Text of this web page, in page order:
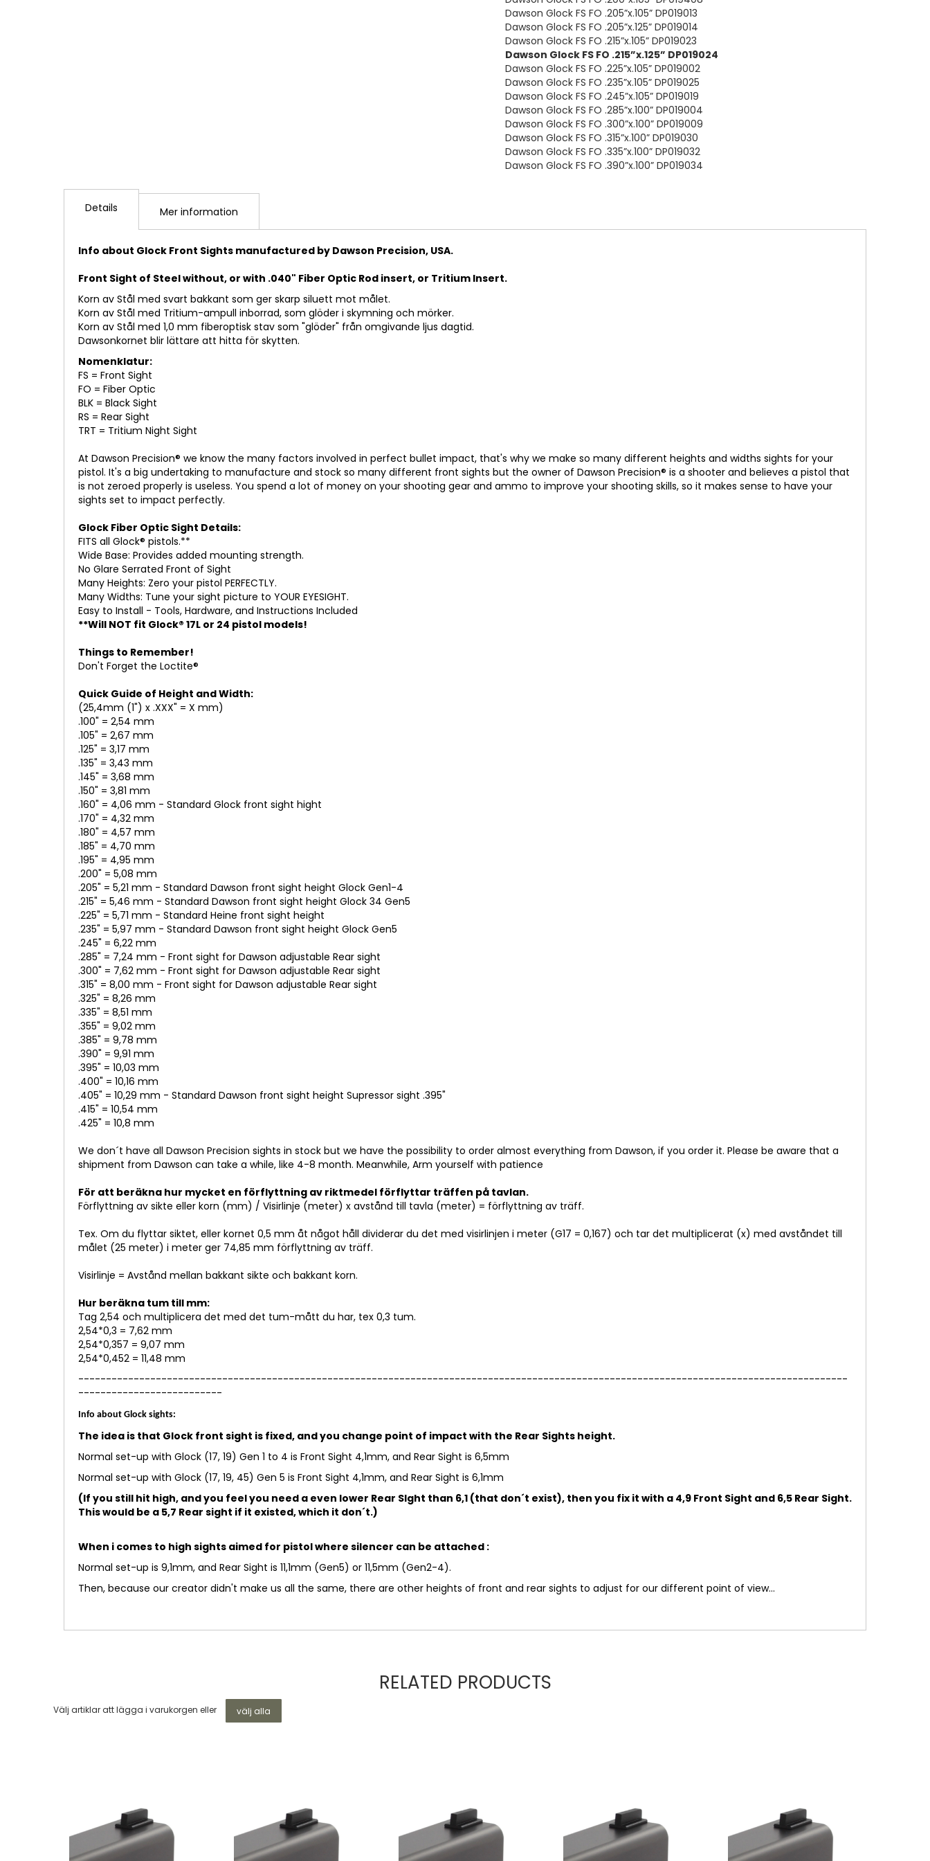
Dawson Glock FS FO .205”x.105” DP019013
Dawson Glock FS FO .205”x.125” DP019014
Dawson Glock FS FO .215”x.105” DP019023
Dawson Glock FS FO .215”x.125” DP019024
Dawson Glock FS FO .225”x.105” DP019002
Dawson Glock FS FO .235”x.105” DP019025
Dawson Glock FS FO .245”x.105” DP019019
Dawson Glock FS FO .285”x.100” DP019004
Dawson Glock FS FO .300”x.100” DP019009
Dawson Glock FS FO .315”x.100” DP019030
Dawson Glock FS FO .335”x.100” DP019032
Dawson Glock FS FO .390”x.100” DP019034
Details
Info about Glock Front Sights manufactured by Dawson Precision, USA.
Front Sight of Steel without, or with .040" Fiber Optic Rod insert, or Tritium Insert.
Korn av Stål med svart bakkant som ger skarp siluett mot målet.
Korn av Stål med Tritium-ampull inborrad, som glöder i skymning och mörker.
Korn av Stål med 1,0 mm fiberoptisk stav som "glöder" från omgivande ljus dagtid.
Dawsonkornet blir lättare att hitta för skytten.
Nomenklatur:
FS = Front Sight
FO = Fiber Optic
BLK = Black Sight
RS = Rear Sight
TRT = Tritium Night Sight
At Dawson Precision® we know the many factors involved in perfect bullet impact, that's why we make so many different heights and widths sights for your
pistol. It's a big undertaking to manufacture and stock so many different front sights but the owner of Dawson Precision® is a shooter and believes a pistol that
is not zeroed properly is useless. You spend a lot of money on your shooting gear and ammo to improve your shooting skills, so it makes sense to have your
sights set to impact perfectly.
Glock Fiber Optic Sight Details:
FITS all Glock® pistols.**
Wide Base: Provides added mounting strength.
No Glare Serrated Front of Sight
Many Heights: Zero your pistol PERFECTLY.
Many Widths: Tune your sight picture to YOUR EYESIGHT.
Easy to Install - Tools, Hardware, and Instructions Included
**Will NOT fit Glock® 17L or 24 pistol models!
Things to Remember!
Don't Forget the Loctite®
Quick Guide of Height and Width:
(25,4mm (1") x .XXX" = X mm)
.100" = 2,54 mm
.105" = 2,67 mm
.125" = 3,17 mm
.135" = 3,43 mm
.145" = 3,68 mm
.150" = 3,81 mm
.160" = 4,06 mm - Standard Glock front sight hight
.170" = 4,32 mm
.180" = 4,57 mm
.185" = 4,70 mm
.195" = 4,95 mm
.200" = 5,08 mm
.205" = 5,21 mm - Standard Dawson front sight height Glock Gen1-4
.215" = 5,46 mm - Standard Dawson front sight height Glock 34 Gen5
.225" = 5,71 mm - Standard Heine front sight height
.235" = 5,97 mm - Standard Dawson front sight height Glock Gen5
.245" = 6,22 mm
.285" = 7,24 mm - Front sight for Dawson adjustable Rear sight
.300" = 7,62 mm - Front sight for Dawson adjustable Rear sight
.315" = 8,00 mm - Front sight for Dawson adjustable Rear sight
.325" = 8,26 mm
.335" = 8,51 mm
.355" = 9,02 mm
.385" = 9,78 mm
.390" = 9,91 mm
.395" = 10,03 mm
.400" = 10,16 mm
.405" = 10,29 mm - Standard Dawson front sight height Supressor sight .395"
.415" = 10,54 mm
.425" = 10,8 mm
We don´t have all Dawson Precision sights in stock but we have the possibility to order almost everything from Dawson, if you order it. Please be aware that a
shipment from Dawson can take a while, like 4-8 month. Meanwhile, Arm yourself with patience
För att beräkna hur mycket en förflyttning av riktmedel förflyttar träffen på tavlan.
Förflyttning av sikte eller korn (mm) / Visirlinje (meter) x avstånd till tavla (meter) = förflyttning av träff.
Tex. Om du flyttar siktet, eller kornet 0,5 mm åt något håll dividerar du det med visirlinjen i meter (G17 = 0,167) och tar det multiplicerat (x) med avståndet till
målet (25 meter) i meter ger 74,85 mm förflyttning av träff.
Visirlinje = Avstånd mellan bakkant sikte och bakkant korn.
Hur beräkna tum till mm:
Tag 2,54 och multiplicera det med det tum-mått du har, tex 0,3 tum.
2,54*0,3 = 7,62 mm
2,54*0,357 = 9,07 mm
2,54*0,452 = 11,48 mm
-------------------------------------------------------------------------------------------------------------------------------------------
--------------------------
Info about Glock sights:
The idea is that Glock front sight is fixed, and you change point of impact with the Rear Sights height.
Normal set-up with Glock (17, 19) Gen 1 to 4 is Front Sight 4,1mm, and Rear Sight is 6,5mm
Normal set-up with Glock (17, 19, 45) Gen 5 is Front Sight 4,1mm, and Rear Sight is 6,1mm
(If you still hit high, and you feel you need a even lower Rear SIght than 6,1 (that don´t exist), then you fix it with a 4,9 Front Sight and 6,5 Rear Sight.
This would be a 5,7 Rear sight if it existed, which it don´t.)
When i comes to high sights aimed for pistol where silencer can be attached :
Normal set-up is 9,1mm, and Rear Sight is 11,1mm (Gen5) or 11,5mm (Gen2-4).
Then, because our creator didn't make us all the same, there are other heights of front and rear sights to adjust for our different point of view...
Mer information
RELATED PRODUCTS
Välj artiklar att lägga i varukorgen eller välj alla